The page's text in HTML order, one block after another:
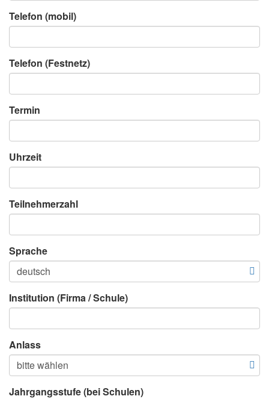
Telefon (mobil)
Telefon (Festnetz)
Termin
Uhrzeit
Teilnehmerzahl
Sprache
Institution (Firma / Schule)
Anlass
Jahrgangsstufe (bei Schulen)